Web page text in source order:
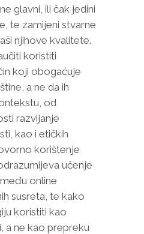
glavni, ili čak jedini
te zamijeni stvarne
njihove kvalitete.
koristiti
koji obogaćuje
a ne da ih
od
razvijanje
kao i etičkih
korištenje
učenje
online
susreta, te kako
koristiti kao
a ne kao prepreku